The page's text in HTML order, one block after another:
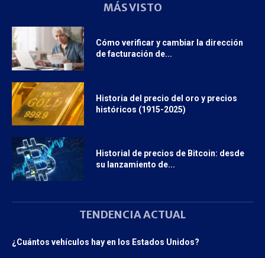
MÁS VISTO
Cómo verificar y cambiar la dirección
de facturación de...
Historia del precio del oro y precios
históricos (1915-2025)
Historial de precios de Bitcoin: desde
su lanzamiento de...
TENDENCIA ACTUAL
¿Cuántos vehículos hay en los Estados Unidos?